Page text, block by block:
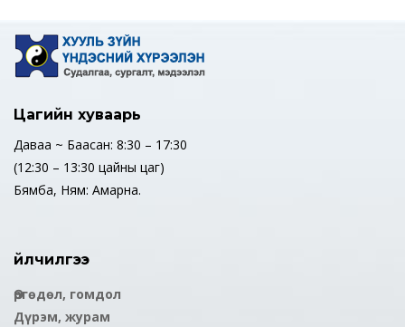
Цагийн хуваарь
Даваа ~ Баасан: 8:30 – 17:30
(12:30 – 13:30 цайны цаг)
Бямба, Ням: Амарна.
Үйлчилгээ
Өргөдөл, гомдол
Дүрэм, журам